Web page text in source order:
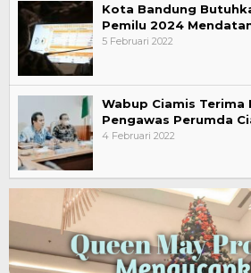
Kota Bandung
Pemilu 2024
5 Februari 2022
Wabup Ciamis Terima
Pengawas Perumda
4 Februari 2022